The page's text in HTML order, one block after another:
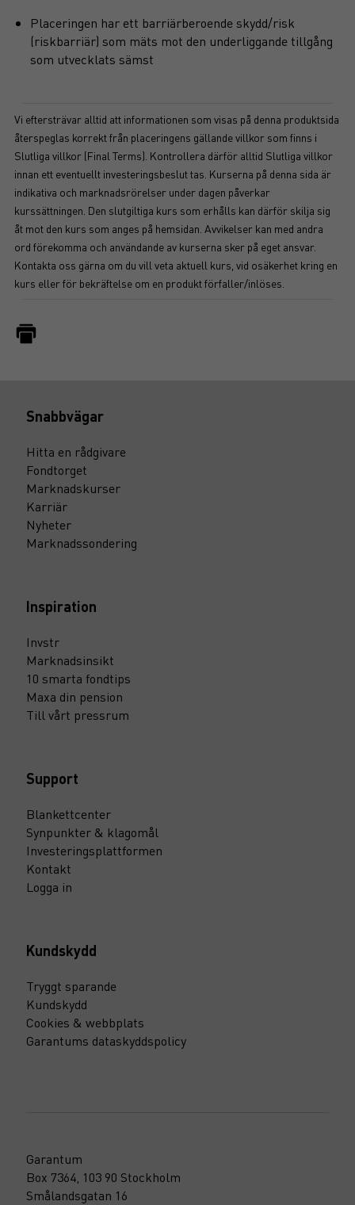
Placeringen har ett barriärberoende skydd/risk
(riskbarriär) som mäts mot den underliggande tillgång
som utvecklats sämst
Vi eftersträvar alltid att informationen som visas på denna produktsida
återspeglas korrekt från placeringens gällande villkor som finns i
Slutliga villkor (Final Terms). Kontrollera därför alltid Slutliga villkor
innan ett eventuellt investeringsbeslut tas. Kurserna på denna sida är
indikativa och marknadsrörelser under dagen påverkar
kurssättningen. Den slutgiltiga kurs som erhålls kan därför skilja sig
åt mot den kurs som anges på hemsidan. Avvikelser kan med andra
ord förekomma och användande av kurserna sker på eget ansvar.
Kontakta oss gärna om du vill veta aktuell kurs, vid osäkerhet kring en
kurs eller för bekräftelse om en produkt förfaller/inlöses.
Snabbvägar
Hitta en rådgivare
Fondtorget
Marknadskurser
Karriär
Nyheter
Marknadssondering
Inspiration
Invstr
Marknadsinsikt
10 smarta fondtips
Maxa din pension
Till vårt pressrum
Support
Blankettcenter
Synpunkter & klagomål
Investeringsplattformen
Kontakt
Logga in
Kundskydd
Tryggt sparande
Kundskydd
Cookies & webbplats
Garantums dataskyddspolicy
Garantum
Box 7364, 103 90 Stockholm
Smålandsgatan 16